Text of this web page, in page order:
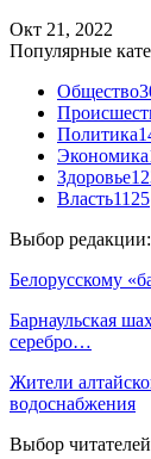
Окт 21, 2022
Популярные
Общество
Политика
Экономика
Здоровье
Власть1125
Выбор редакции:
Белорусскому
Барнаульская
серебро…
Жители
водоснабжения
Выбор